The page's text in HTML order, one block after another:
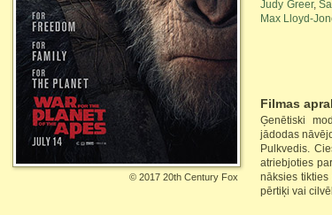
Judy Greer,
Max Lloyd-
Filmas
Ģenētiski
jādodas
Pulkvedis.
atriebjoties
nāksies
pērtiķi vai
© 2017 20th Century Fox